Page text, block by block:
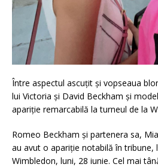
Între aspectul ascuțit și vopseaua
lui Victoria și David Beckham și
apariție remarcabilă la turneul de la
Romeo Beckham și partenera sa,
au avut o apariție notabilă în tribune,
Wimbledon, luni, 28 iunie. Cel mai